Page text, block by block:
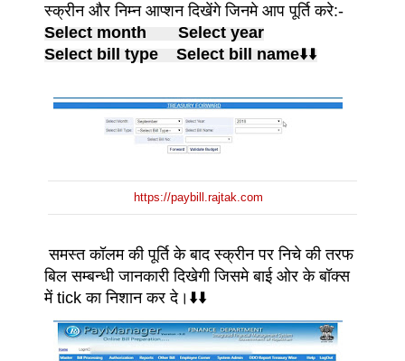
स्क्रीन और निम्न आप्शन दिखेंगे जिनमे आप पूर्ति करे:-
Select month Select year
Select bill type Select bill name⬇️⬇️
https://paybill.rajtak.com
समस्त कॉलम की पूर्ति के बाद स्क्रीन पर निचे की तरफ
बिल सम्बन्धी जानकारी दिखेगी जिसमे बाई ओर के बॉक्स
में tick का निशान कर दे। ⬇️⬇️